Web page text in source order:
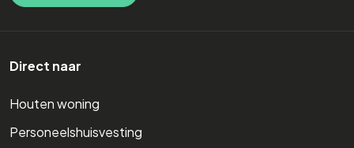
Direct naar
Houten woning
Personeelshuisvesting